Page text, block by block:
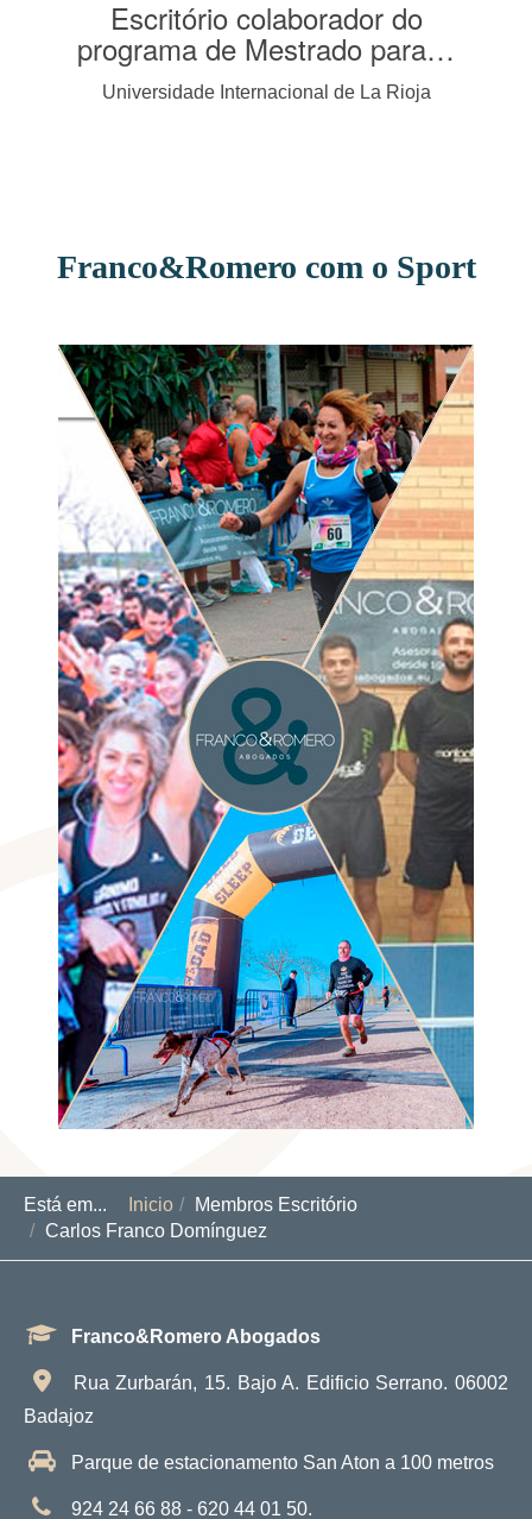
Escritório colaborador do
programa de Mestrado para…
Universidade Internacional de La Rioja
Escritório
Franco&Romero com o Sport
Está em... Inicio
Membros Escritório
Carlos Franco Domínguez
Franco&Romero Abogados
Rua Zurbarán, 15. Bajo A. Edificio Serrano. 06002
Badajoz
Parque de estacionamento San Aton a 100 metros
924 24 66 88 - 620 44 01 50.